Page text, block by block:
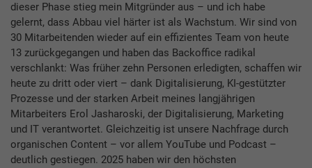
dieser Phase stieg mein Mitgründer aus – und ich habe
gelernt, dass Abbau viel härter ist als Wachstum. Wir sind von
30 Mitarbeitenden wieder auf ein effizientes Team von heute
13 zurückgegangen und haben das Backoffice radikal
verschlankt: Was früher zehn Personen erledigten, schaffen wir
heute zu dritt oder viert – dank Digitalisierung, KI-gestützter
Prozesse und der starken Arbeit meines langjährigen
Mitarbeiters Erol Jasharoski, der Digitalisierung, Marketing
und IT verantwortet. Gleichzeitig ist unsere Nachfrage durch
organischen Content – vor allem YouTube und Podcast –
deutlich gestiegen. 2025 haben wir den höchsten